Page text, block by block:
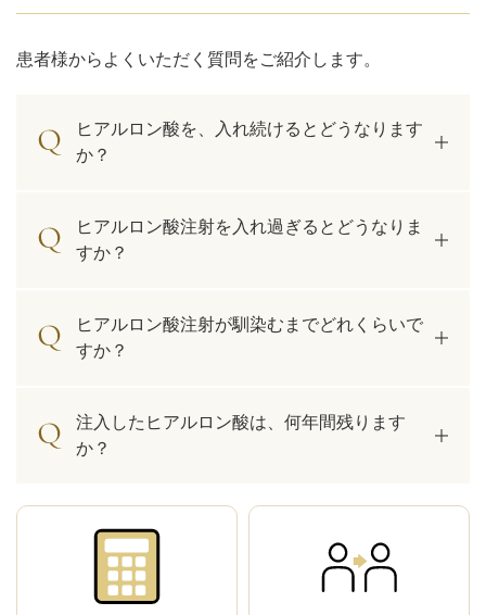
患者様からよくいただく質問をご紹介します。
ヒアルロン酸を、入れ続けるとどうなります
か？
ヒアルロン酸注射を入れ過ぎるとどうなりま
すか？
ヒアルロン酸注射が馴染むまでどれくらいで
すか？
注入したヒアルロン酸は、何年間残ります
か？